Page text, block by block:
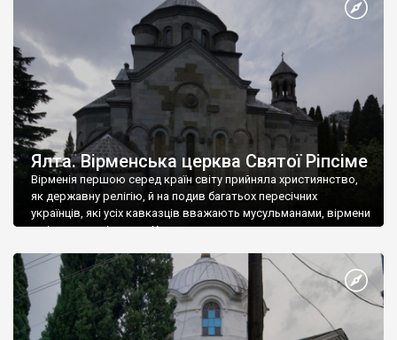
А потім було Хрещення Русі. На честь Херсонесу Таврійського
Ялта. Вірменська церква Святої Ріпсіме
Вірменія першою серед країн світу прийняла християнство,
як державну релігію, й на подив багатьох пересічних
українців, які усіх кавказців вважають мусульманами, вірмени
є відданими вірянами Христа